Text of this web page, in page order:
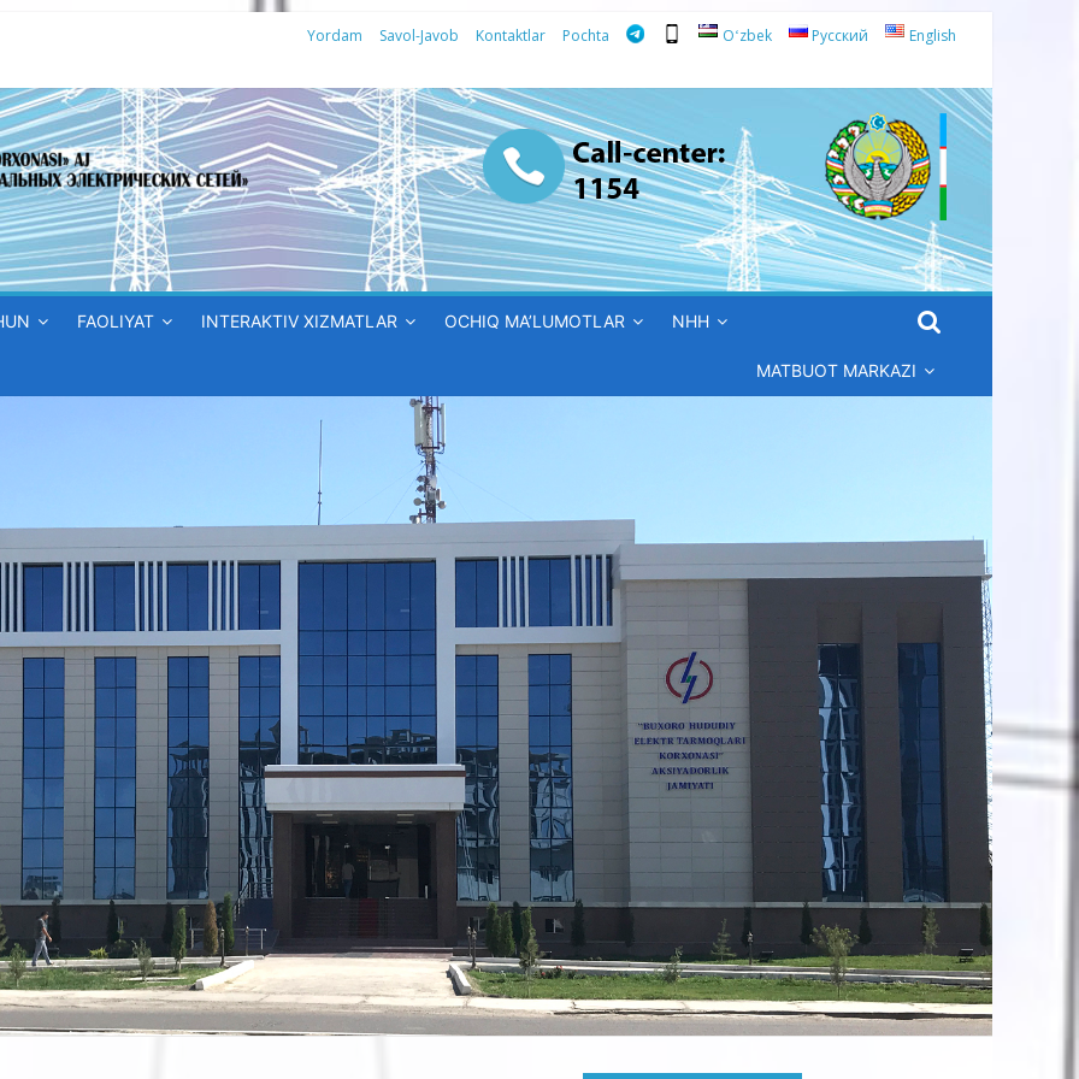
Yordam Savol-Javob Kontaktlar Pochta Oʻzbek Русский English
FAOLIYAT INTERAKTIV XIZMATLAR OCHIQ MA’LUMOTLAR NHH
MATBUOT MARKAZI